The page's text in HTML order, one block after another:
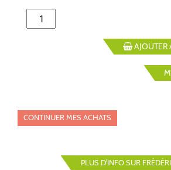
AJOUTER
CONTINUER MES ACHATS
PLUS D'INFO SUR